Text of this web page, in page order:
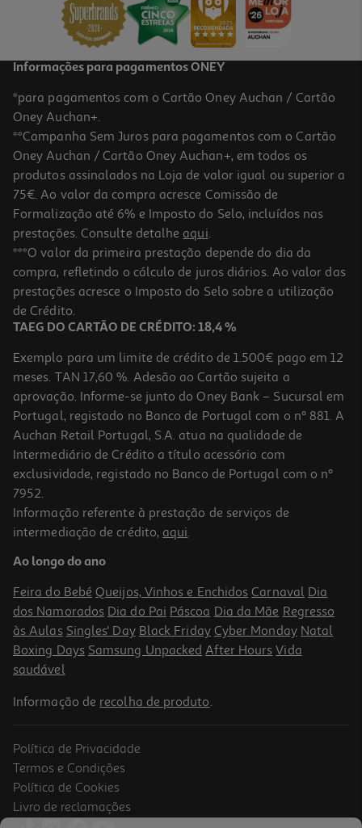
13,99 €
Suplemento Goldnutrition Magnésio 250 Ml
63.96 €/Lt
15,99 €
-15%
Suplmento Goldnutrition Colagénio Uc-Ii Complex 30 Caps
0.74 €/un
22,09 €
Promoção
Informações para pagamentos ONEY
*para pagamentos com o Cartão Oney Auchan / Cartão
Oney Auchan+.
**Campanha Sem Juros para pagamentos com o Cartão
Oney Auchan / Cartão Oney Auchan+, em todos os
produtos assinalados na Loja de valor igual ou superior a
75€. Ao valor da compra acresce Comissão de
Formalização até 6% e Imposto do Selo, incluídos nas
prestações. Consulte detalhe aqui.
***O valor da primeira prestação depende do dia da
compra, refletindo o cálculo de juros diários. Ao valor das
prestações acresce o Imposto do Selo sobre a utilização
de Crédito.
TAEG DO CARTÃO DE CRÉDITO: 18,4 %
Exemplo para um limite de crédito de 1.500€ pago em 12
meses. TAN 17,60 %. Adesão ao Cartão sujeita a
aprovação. Informe-se junto do Oney Bank – Sucursal em
Portugal, registado no Banco de Portugal com o nº 881. A
Auchan Retail Portugal, S.A. atua na qualidade de
Intermediário de Crédito a título acessório com
exclusividade, registado no Banco de Portugal com o nº
7952.
Informação referente à prestação de serviços de
intermediação de crédito, aqui.
Ao longo do ano
Feira do Bebé Queijos, Vinhos e Enchidos Carnaval Dia
dos Namorados Dia do Pai Páscoa Dia da Mãe Regresso
às Aulas Singles' Day Black Friday Cyber Monday Natal
Boxing Days Samsung Unpacked After Hours Vida
saudável
Informação de recolha de produto.
Política de Privacidade
Termos e Condições
Política de Cookies
Livro de reclamações